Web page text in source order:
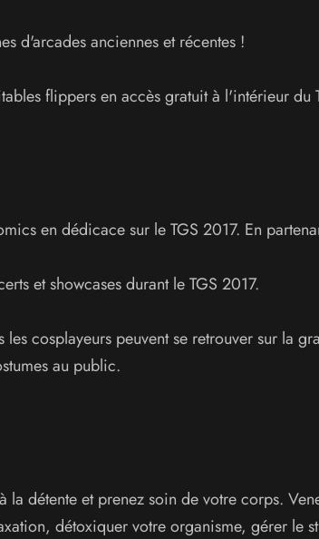
d'arcades anciennes et récentes !
flippers en accès gratuit à l'intérieur du
en dédicace sur le TGS 2017. En
et showcases durant le TGS 2017.
cosplayeurs peuvent se retrouver sur la
au public.
la détente et prenez soin de votre corps.
détoxiquer votre organisme, gérer le